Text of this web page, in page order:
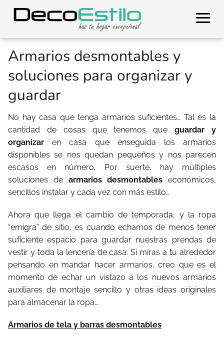
Armarios desmontables y
soluciones para organizar y
guardar
No hay casa que tenga armarios suficientes… Tal es la
cantidad de cosas que tenemos queguardar y
organizar en casa que enseguida los armarios
disponibles se nos quedan pequeños y nos parecen
escasos en número. Por suerte, hay múltiples
soluciones de armarios desmontables económicos,
sencillos instalar y cada vez con más estilo…
Ahora que llega el cambio de temporada, y la ropa
“emigra” de sitio, es cuando echamos de menos tener
suficiente espacio para guardar nuestras prendas de
vestir y toda la lencería de casa. Si miras a tu alrededor
pensando en mandar hacer armarios, creo que es el
momento de echar un vistazo a los nuevos armarios
auxiliares de montaje sencillo y otras ideas originales
para almacenar la ropa…
Armarios de tela y barras desmontables